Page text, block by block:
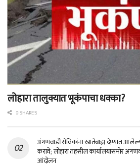
लोहारा तालुक्यात भूकंपाचा धक्का?
0 SHARES
अंगणवाडी सेविकांना खातेबाह्य देण्यात
करावे; लोहारा तहसील कार्यालयासमोर
आंदोलन